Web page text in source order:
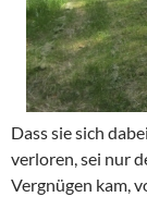
Dass sie sich
verloren, sei nur
Vergnügen kam,